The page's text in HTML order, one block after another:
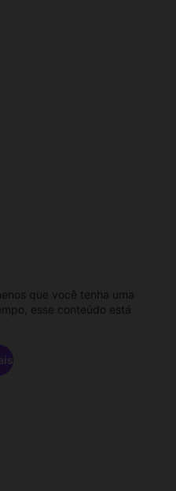
que você tenha uma
esse conteúdo está